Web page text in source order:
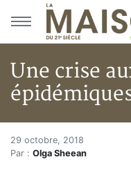
Aller au menu principal
Aller au contenu principal
Une crise
Accueil
Articles
Une crise
29 octobre, 2018
Par : Olga Sheean